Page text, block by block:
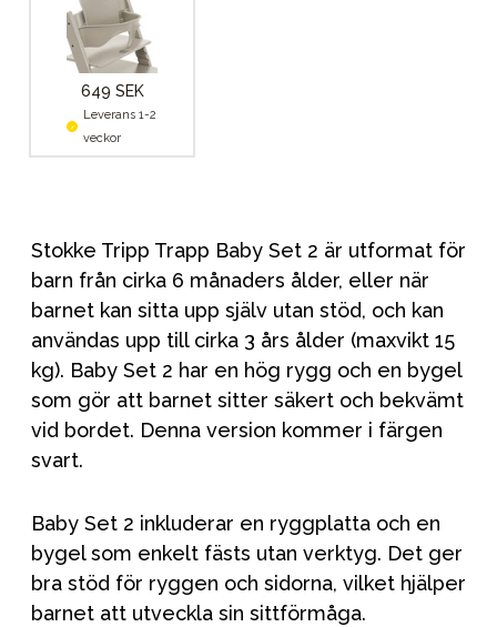
649 SEK
Leverans 1-2
veckor
Stokke Tripp Trapp Baby Set 2 är utformat för
barn från cirka 6 månaders ålder, eller när
barnet kan sitta upp själv utan stöd, och kan
användas upp till cirka 3 års ålder (maxvikt 15
kg). Baby Set 2 har en hög rygg och en bygel
som gör att barnet sitter säkert och bekvämt
vid bordet. Denna version kommer i färgen
svart.
Baby Set 2 inkluderar en ryggplatta och en
bygel som enkelt fästs utan verktyg. Det ger
bra stöd för ryggen och sidorna, vilket hjälper
barnet att utveckla sin sittförmåga.